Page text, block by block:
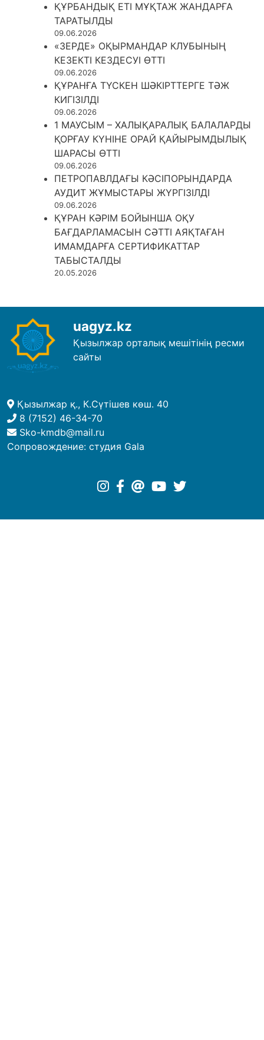
ҚҰРБАНДЫҚ ЕТІ МҰҚТАЖ ЖАНДАРҒА
ТАРАТЫЛДЫ
09.06.2026
«ЗЕРДЕ» ОҚЫРМАНДАР КЛУБЫНЫҢ
КЕЗЕКТІ КЕЗДЕСУІ ӨТТІ
09.06.2026
ҚҰРАНҒА ТҮСКЕН ШӘКІРТТЕРГЕ ТӘЖ
КИГІЗІЛДІ
09.06.2026
1 МАУСЫМ – ХАЛЫҚАРАЛЫҚ БАЛАЛАРДЫ
ҚОРҒАУ КҮНІНЕ ОРАЙ ҚАЙЫРЫМДЫЛЫҚ
ШАРАСЫ ӨТТІ
09.06.2026
ПЕТРОПАВЛДАҒЫ КӘСІПОРЫНДАРДА
АУДИТ ЖҰМЫСТАРЫ ЖҮРГІЗІЛДІ
09.06.2026
ҚҰРАН КӘРІМ БОЙЫНША ОҚУ
БАҒДАРЛАМАСЫН СӘТТІ АЯҚТАҒАН
ИМАМДАРҒА СЕРТИФИКАТТАР
ТАБЫСТАЛДЫ
20.05.2026
uagyz.kz
Қызылжар орталық мешітінің ресми
сайты
Қызылжар қ., К.Сүтішев көш. 40
8 (7152) 46-34-70
Sko-kmdb@mail.ru
Сопровождение: студия Gala